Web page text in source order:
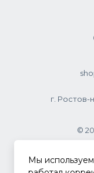
г. Ростов-
©
Мы